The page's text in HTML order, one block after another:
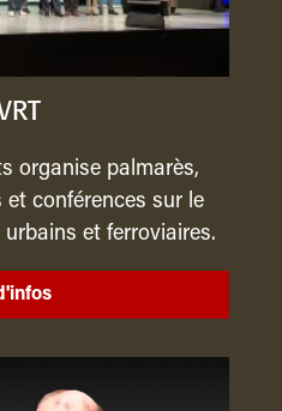
organise palmarès,
conférences sur le
et ferroviaires.